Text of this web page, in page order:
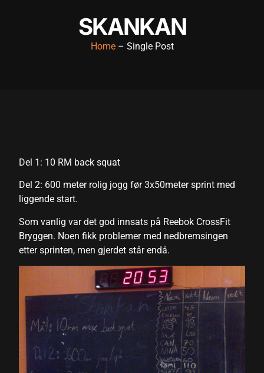
SKANKAN
Home– Single Post
Del 1: 10 RM back squat
Del 2: 600 meter rolig jogg før 3x50meter sprint med
liggende start.
Som vanlig var det god innsats på Reebok CrossFit
Bryggen. Noen fikk problemer med nedbremsingen
etter sprinten, men gjerdet står endå.